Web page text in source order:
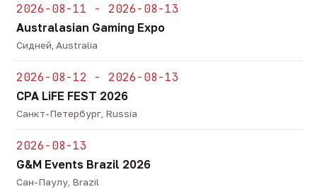
2026-08-11 - 2026-08-13
Australasian Gaming Expo
Сидней, Australia
2026-08-12 - 2026-08-13
CPA LiFE FEST 2026
Санкт-Петербург, Russia
2026-08-13
G&M Events Brazil 2026
Сан-Паулу, Brazil